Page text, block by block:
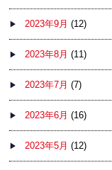
2023年9月 (12)
2023年8月 (11)
2023年7月 (7)
2023年6月 (16)
2023年5月 (12)